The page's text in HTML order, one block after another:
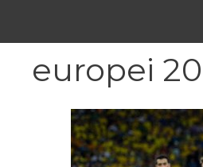
europei